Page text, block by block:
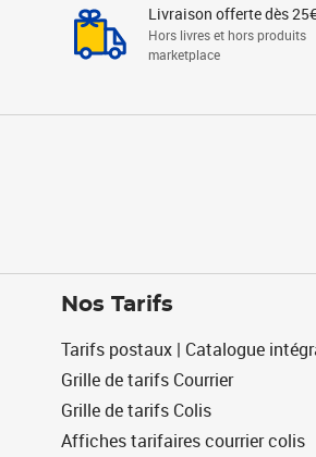
Livraison offerte dès
Hors livres et hors produits
marketplace
Nos Tarifs
Tarifs postaux | Catalogue
Grille de tarifs Courrier
Grille de tarifs Colis
Affiches tarifaires courrier colis